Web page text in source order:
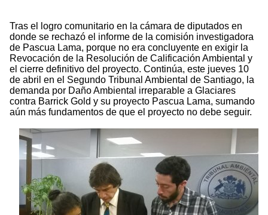
Tras el logro comunitario en la cámara de diputados en
donde se rechazó el informe de la comisión investigadora
de Pascua Lama, porque no era concluyente en exigir la
Revocación de la Resolución de Calificación Ambiental y
el cierre definitivo del proyecto. Continúa, este jueves 10
de abril en el Segundo Tribunal Ambiental de Santiago, la
demanda por Daño Ambiental irreparable a Glaciares
contra Barrick Gold y su proyecto Pascua Lama, sumando
aún más fundamentos de que el proyecto no debe seguir.